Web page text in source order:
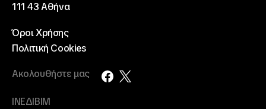
111 43 Αθήνα
Όροι Χρήσης
Πολιτική Cookies
Ακολουθήστε μας
ΙΝΕΔΙΒΙΜ